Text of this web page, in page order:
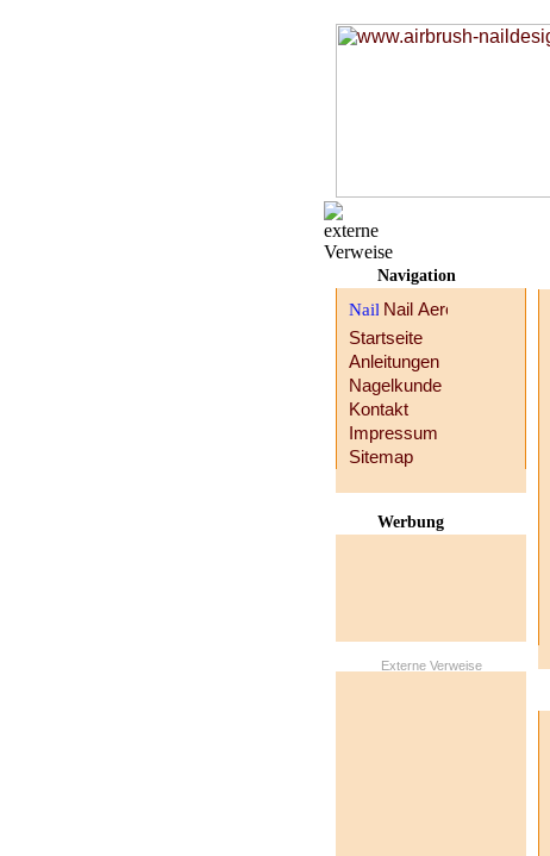
Navigation
Startseite
Anleitungen
Nagelkunde
Kontakt
Impressum
Sitemap
Werbung
Externe Verweise